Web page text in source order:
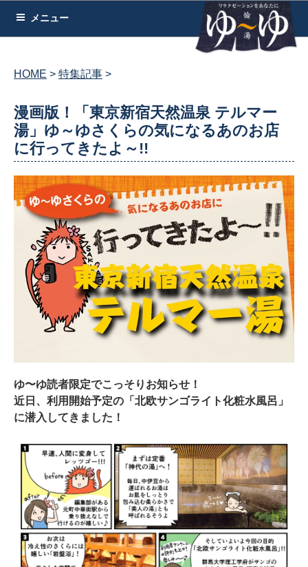
メニュー
HOME 特集記事
漫画版！「東京新宿天然温泉 テルマー
湯」ゆ～ゆさくらの気になるあのお店
に行ってきたよ～!!
ゆ〜ゆ読者限定でこっそりお知らせ！
近日、利用開始予定の「北欧サンゴライト化粧水風呂」
に潜入してきました！